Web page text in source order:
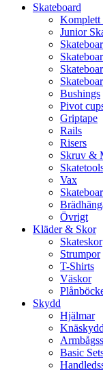
Skateboard
Komplett
Junior
Bushings
Pivot
Griptape
Rails
Risers
Skruv &
Vax
Övrigt
Kläder & Skor
Skateskor
Strumpor
T-Shirts
Väskor
Skydd
Hjälmar
Knäskydd
Basic